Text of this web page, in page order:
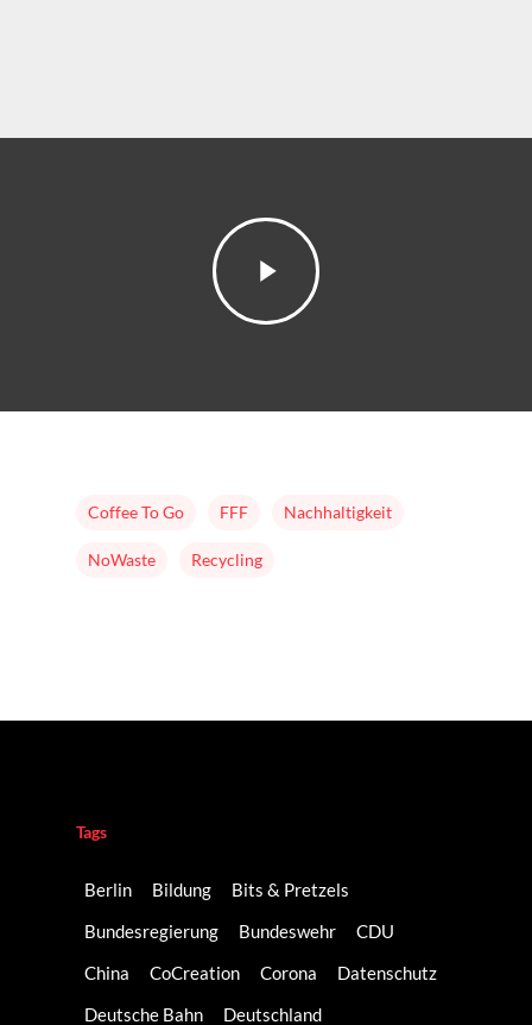
Coffee To Go FFF Nachhaltigkeit
NoWaste Recycling
Tags
Berlin Bildung
Bits & Pretzels
Bundesregierung
Bundeswehr
CDU
China
CoCreation Corona
Datenschutz
Deutsche Bahn
Deutschland